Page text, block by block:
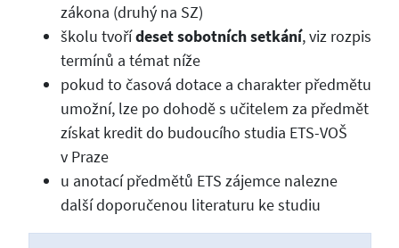
zákona (druhý na SZ)
školu tvořídeset sobotních setkání, viz rozpis
termínů a témat níže
pokud to časová dotace a charakter předmětu
umožní, lze po dohodě s učitelem za předmět
získat kredit do budoucího studia ETS-VOŠ
v Praze
u anotací předmětů ETS zájemce nalezne
další doporučenou literaturu ke studiu